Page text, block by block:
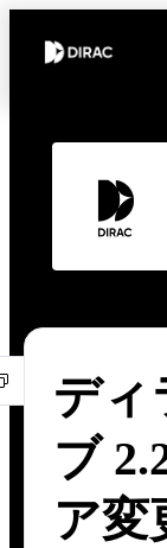
ディ
ブ
ア変